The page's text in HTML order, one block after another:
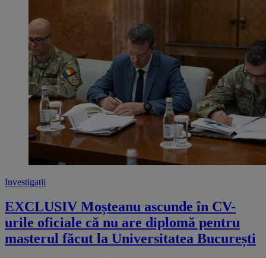
Investigații
EXCLUSIV Moșteanu ascunde în CV-
urile oficiale că nu are diplomă pentru
masterul făcut la Universitatea București